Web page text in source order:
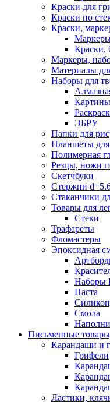
Краски для
Краски по
Краски,
Краски,
Маркеры,
Материалы
Наборы для
ЭБРУ
Папки для
Планшеты для
Полимерная
Резцы, ножи
Скетчбуки
Стержни
Стаканчики
Товары для
Стеки
Трафареты
Фломастеры
Эпоксидная
Наборы
Паста
Смола
Письменные
Карандаши и
Грифели
Ластики,